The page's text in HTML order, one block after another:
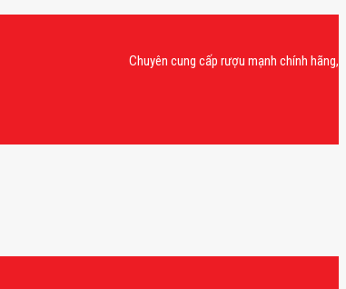
Chuyên cung cấp rượu mạnh chính hãng, rượu